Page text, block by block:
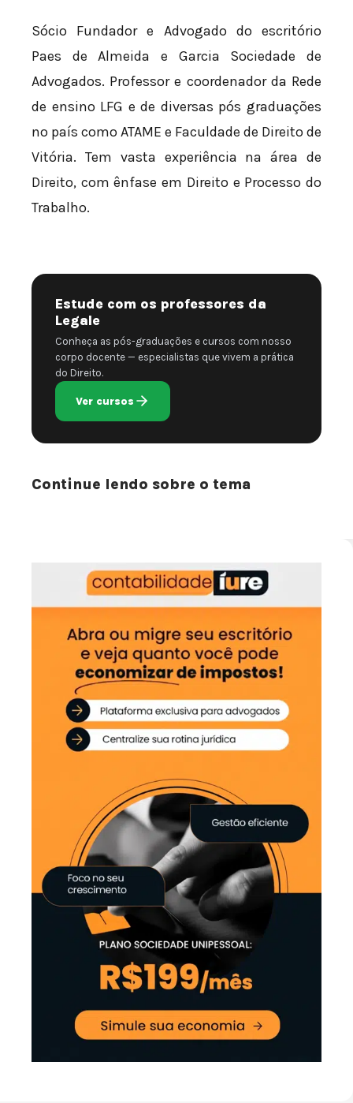
Sócio Fundador e Advogado do escritório
Paes de Almeida e Garcia Sociedade de
Advogados. Professor e coordenador da Rede
de ensino LFG e de diversas pós graduações
no país como ATAME e Faculdade de Direito de
Vitória. Tem vasta experiência na área de
Direito, com ênfase em Direito e Processo do
Trabalho.
Estude com os professores da
Legale
Conheça as pós-graduações e cursos com nosso
corpo docente — especialistas que vivem a prática
do Direito.
Ver cursos
Continue lendo sobre o tema